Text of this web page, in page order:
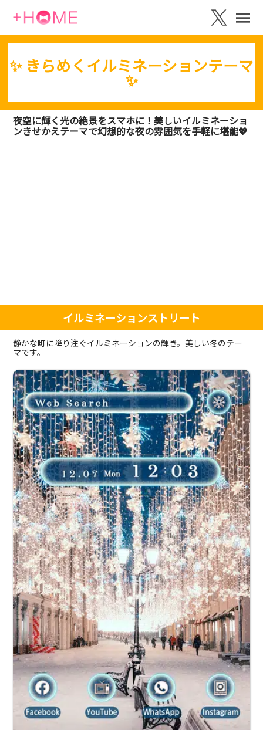
✨️ きらめくイルミネーションテーマ
✨️
夜空に輝く光の絶景をスマホに！美しいイルミネーショ
ンきせかえテーマで幻想的な夜の雰囲気を手軽に堪能💖
イルミネーションストリート
静かな町に降り注ぐイルミネーションの輝き。美しい冬のテー
マです。